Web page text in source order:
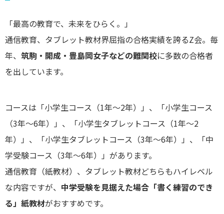
「最高の教育で、未来をひらく。」
通信教育、タブレット教材界屈指の合格実績を誇るZ会。毎
年、 筑駒・開成・豊島岡女子などの難関校に多数の合格者
を出しています。
コースは「小学生コース（1年～2年）」、「小学生コース
（3年～6年）」、「小学生タブレットコース（1年～2
年）」、「小学生タブレットコース（3年～6年）」、「中
学受験コース（3年～6年）」があります。
通信教育（紙教材）、タブレット教材どちらもハイレベル
な内容ですが、 中学受験を見据えた場合「書く練習のでき
る」紙教材がおすすめです。